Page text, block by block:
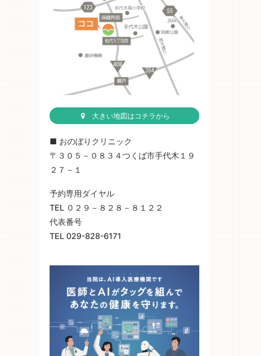
大きい地図はコチラから
■ おのぼりクリニック
〒３０５－０８３４つくば市手代木１９
２７－１
予約専用ダイヤル
TEL ０２９－８２８－８１２２
代表番号
TEL 029-828-6171